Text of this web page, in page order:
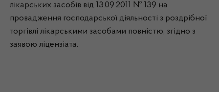
лікарських засобів від 13.09.2011 № 139 на
провадження господарської діяльності з роздрібної
торгівлі лікарськими засобами повністю, згідно з
заявою ліцензіата.